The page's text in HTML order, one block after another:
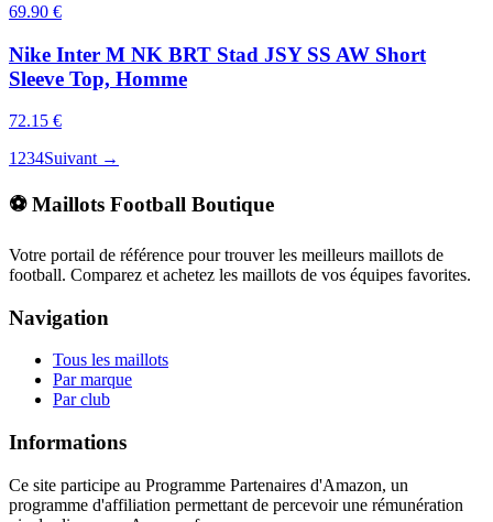
69.90 €
Nike Inter M NK BRT Stad JSY SS AW Short
Sleeve Top, Homme
72.15 €
1 234Suivant →
⚽ Maillots Football Boutique
Votre portail de référence pour trouver les meilleurs maillots de
football. Comparez et achetez les maillots de vos équipes favorites.
Navigation
Tous les maillots
Par marque
Par club
Informations
Ce site participe au Programme Partenaires d'Amazon, un
programme d'affiliation permettant de percevoir une rémunération